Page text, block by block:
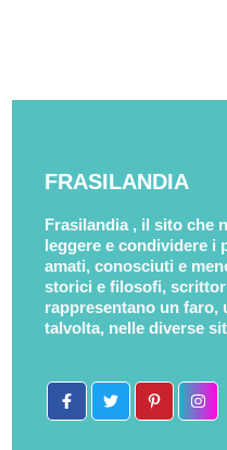
FRASILANDIA
Frasilandia , il sito che
leggere e condividere i
amati, conosciuti e
storici e filosofi,
rappresentano un faro,
talvolta, nelle diverse